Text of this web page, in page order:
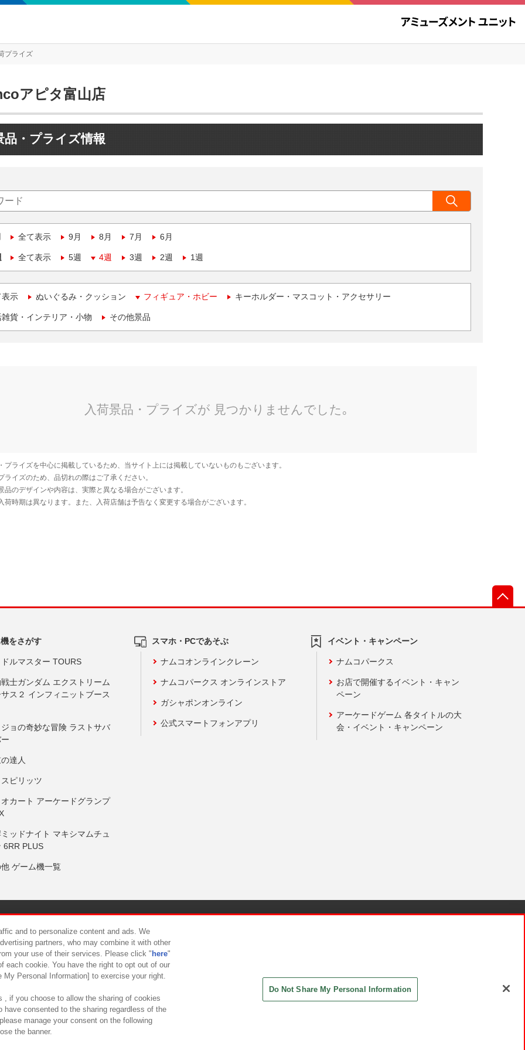
プライズ
アピタ富山店
品・プライズ情報
全て表示 9月 8月 7月 6月
全て表示 5週 4週 3週 2週 1週
表示 ぬいぐるみ・クッション フィギュア・ホビー キーホルダー・マスコット・アクセサリー
貨・インテリア・小物 その他景品
をさがす
ルマスター TOURS
士ガンダム エクストリーム
ス２ インフィニットブース
ョの奇妙な冒険 ラストサバ
達人
ピリッツ
カート アーケードグランプ
ッドナイト マキシマムチュ
6RR PLUS
ゲーム機一覧
スマホ・PCであそぶ
ナムコオンラインクレーン
ナムコパークス オンラインストア
ガシャポンオンライン
公式スマートフォンアプリ
イベント・キャンペーン
ナムコパークス
お店で開催するイベント・キャン
ペーン
アーケードゲーム 各タイトルの大
会・イベント・キャンペーン
について カスタマーハラスメント対応方針
and to personalize content and ads. We
partners, who may combine it with other
your use of their services. Please click " here"
each cookie. You have the right to opt out of our
Personal Information] to exercise your right.
, if you choose to allow the sharing of cookies
have consented to the sharing regardless of the
manage your consent on the following
the banner.
Do Not Share My Personal Information